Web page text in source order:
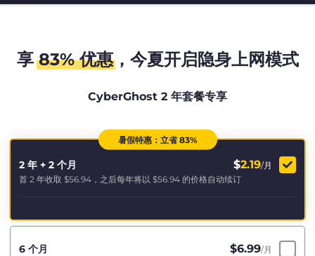
享83% 优惠，今夏开启隐身上网模式
CyberGhost 2 年套餐专享
暑假特惠：立省 83%
2 年 + 2 个月 $2.19/月
首 2 年收取 $56.94 ，之后每年将以 $56.94 的价格自动续订
6 个月 $6.99/月